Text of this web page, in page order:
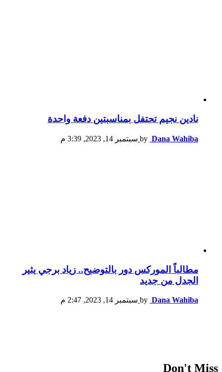
نادين نجيم تحتفل بمناسبتين دفعة واحدة
by Dana Wahiba سبتمبر 14, 2023, 3:39 م
مطالباً الموركس دور بالتوضيح.. زياد برجي يثير
الجدل من جديد
by Dana Wahiba سبتمبر 14, 2023, 2:47 م
Don't Miss